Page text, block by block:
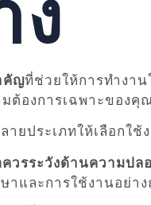
ง
คัญที่ช่วยให้การทำงา
ต้องการเฉพาะของคุ
ยประเภทให้เลือกใ
วรระวังด้านความปล
าและการใช้งานอย่าง